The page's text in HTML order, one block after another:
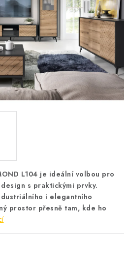
L104 je ideální volbou pro
s praktickými prvky.
i elegantního
prostor přesně tam, kde ho